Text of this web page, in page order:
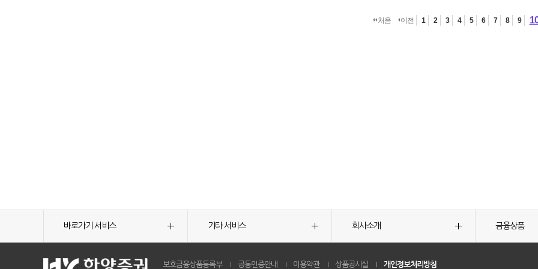
처음 이전 1 2 3 4 5 6 7 8 9
바로가기 서비스 기타 서비스 회사소개 금융상품
보호금융상품등록부 공동인증안내 이용약관 상품공시실 개인정보처리방침